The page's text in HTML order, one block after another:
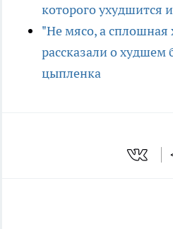
которого ухудшится
"Не мясо, а
рассказали о худшем
цыпленка